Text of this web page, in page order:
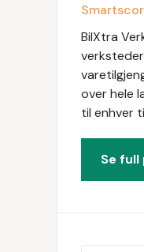
BilXtra
over hele
til enhver
Se full